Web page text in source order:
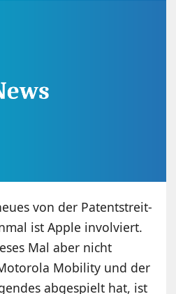
von der Patentstreit-
ist Apple involviert.
Mal aber nicht
Mobility und der
abgespielt hat, ist